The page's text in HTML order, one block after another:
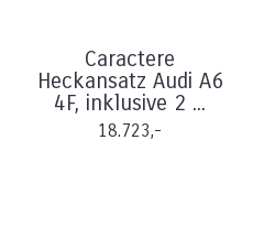
Caractere
Heckansatz Audi A6
4F, inklusive 2 ...
18.723,-